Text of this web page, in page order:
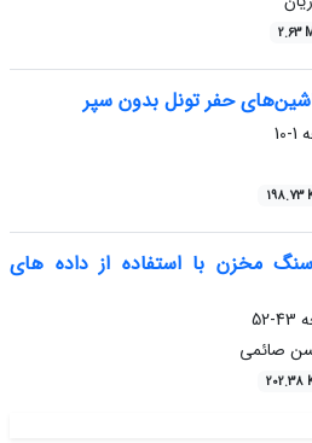
2.63
حفر تونل بدون سپر
1-10
198.73
مخزن با استفاده از داده های
43-52
صائمی
202.38